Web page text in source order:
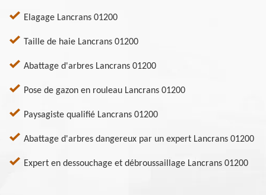
Elagage Lancrans 01200
Taille de haie Lancrans 01200
Abattage d'arbres Lancrans 01200
Pose de gazon en rouleau Lancrans 01200
Paysagiste qualifié Lancrans 01200
Abattage d'arbres dangereux par un expert Lancrans 01200
Expert en dessouchage et débroussaillage Lancrans 01200